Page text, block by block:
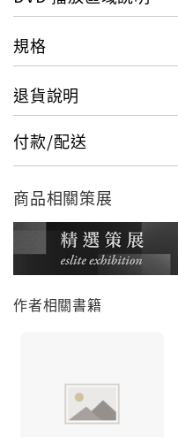
效：Dolby 5.1發音：西
NTSC
規格
退貨說明
付款/配送
商品相關策展
作者相關書籍